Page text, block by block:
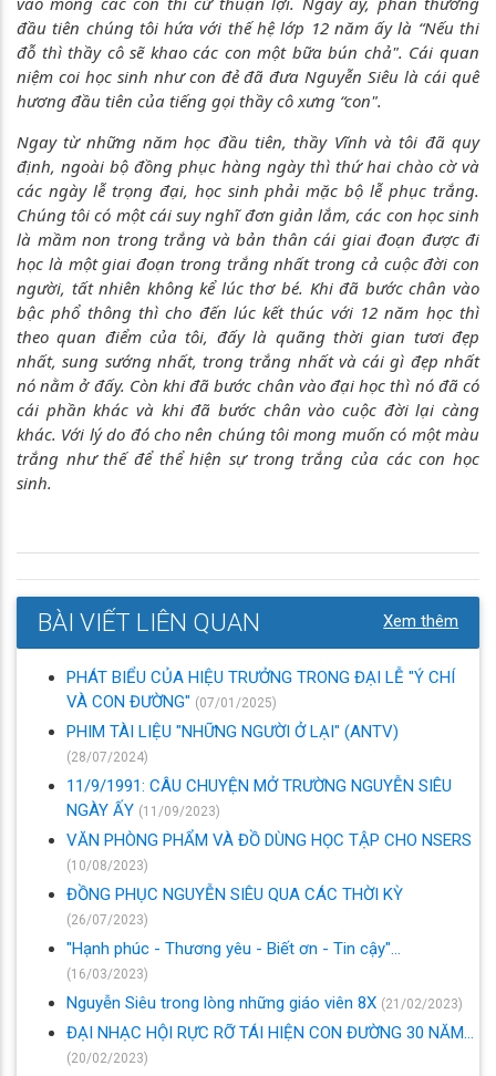
đầu tiên chúng tôi hứa với thế hệ lớp 12 năm ấy là “Nếu thi
đỗ thì thầy cô sẽ khao các con một bữa bún chả". Cái quan
niệm coi học sinh như con đẻ đã đưa Nguyễn Siêu là cái quê
hương đầu tiên của tiếng gọi thầy cô xưng “con".
Ngay từ những năm học đầu tiên, thầy Vĩnh và tôi đã quy
định, ngoài bộ đồng phục hàng ngày thì thứ hai chào cờ và
các ngày lễ trọng đại, học sinh phải mặc bộ lễ phục trắng.
Chúng tôi có một cái suy nghĩ đơn giản lắm, các con học sinh
là mầm non trong trắng và bản thân cái giai đoạn được đi
học là một giai đoạn trong trắng nhất trong cả cuộc đời con
người, tất nhiên không kể lúc thơ bé. Khi đã bước chân vào
bậc phổ thông thì cho đến lúc kết thúc với 12 năm học thì
theo quan điểm của tôi, đấy là quãng thời gian tươi đẹp
nhất, sung sướng nhất, trong trắng nhất và cái gì đẹp nhất
nó nằm ở đấy. Còn khi đã bước chân vào đại học thì nó đã có
cái phần khác và khi đã bước chân vào cuộc đời lại càng
khác. Với lý do đó cho nên chúng tôi mong muốn có một màu
trắng như thế để thể hiện sự trong trắng của các con học
sinh.
BÀI VIẾT LIÊN QUAN Xem thêm
PHÁT BIỂU CỦA HIỆU TRƯỞNG TRONG ĐẠI LỄ "Ý CHÍ
VÀ CON ĐƯỜNG" (07/01/2025)
PHIM TÀI LIỆU "NHỮNG NGƯỜI Ở LẠI" (ANTV)
(28/07/2024)
11/9/1991: CÂU CHUYỆN MỞ TRƯỜNG NGUYỄN SIÊU
NGÀY ẤY (11/09/2023)
VĂN PHÒNG PHẨM VÀ ĐỒ DÙNG HỌC TẬP CHO NSERS
(10/08/2023)
ĐỒNG PHỤC NGUYỄN SIÊU QUA CÁC THỜI KỲ
(26/07/2023)
"Hạnh phúc - Thương yêu - Biết ơn - Tin cậy"...
(16/03/2023)
Nguyễn Siêu trong lòng những giáo viên 8X (21/02/2023)
ĐẠI NHẠC HỘI RỰC RỠ TÁI HIỆN CON ĐƯỜNG 30 NĂM…
(20/02/2023)